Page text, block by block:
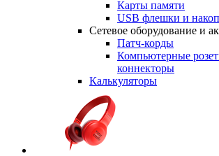
Карты памяти
USB флешки и
Сетевое оборудование и
Патч-корды
Компьютерные
коннекторы
Калькуляторы